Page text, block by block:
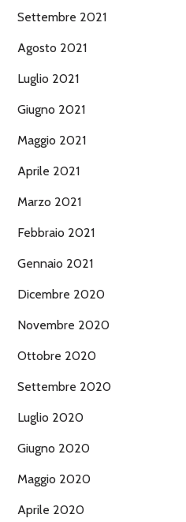
Settembre 2021
Agosto 2021
Luglio 2021
Giugno 2021
Maggio 2021
Aprile 2021
Marzo 2021
Febbraio 2021
Gennaio 2021
Dicembre 2020
Novembre 2020
Ottobre 2020
Settembre 2020
Luglio 2020
Giugno 2020
Maggio 2020
Aprile 2020